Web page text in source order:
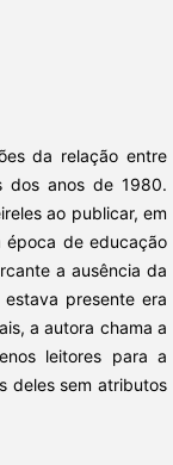
da relação entre
dos anos de 1980.
ao publicar, em
época de educação
a ausência da
presente era
a autora chama a
leitores para a
deles sem atributos